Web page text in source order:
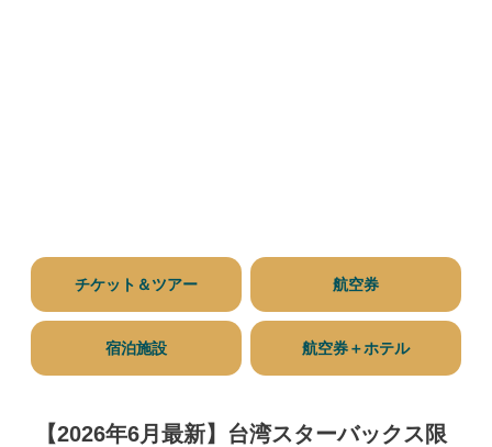
チケット＆ツアー 航空券
宿泊施設 航空券＋ホテル
【2026年6月最新】台湾スターバックス限